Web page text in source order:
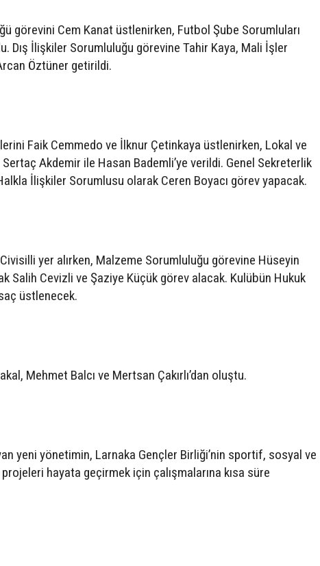
görevini Cem Kanat üstlenirken, Futbol Şube Sorumluları
Dış İlişkiler Sorumluluğu görevine Tahir Kaya, Mali İşler
Öztüner getirildi.
Faik Cemmedo ve İlknur Çetinkaya üstlenirken, Lokal ve
Akdemir ile Hasan Bademli’ye verildi. Genel Sekreterlik
İlişkiler Sorumlusu olarak Ceren Boyacı görev yapacak.
yer alırken, Malzeme Sorumluluğu görevine Hüseyin
Salih Cevizli ve Şaziye Küçük görev alacak. Kulübün Hukuk
üstlenecek.
Mehmet Balcı ve Mertsan Çakırlı’dan oluştu.
yeni yönetimin, Larnaka Gençler Birliği’nin sportif, sosyal ve
hayata geçirmek için çalışmalarına kısa süre